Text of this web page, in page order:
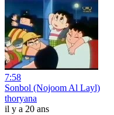
7:58
Sonbol (Nojoom Al Layl)
thoryana
il y a 20 ans